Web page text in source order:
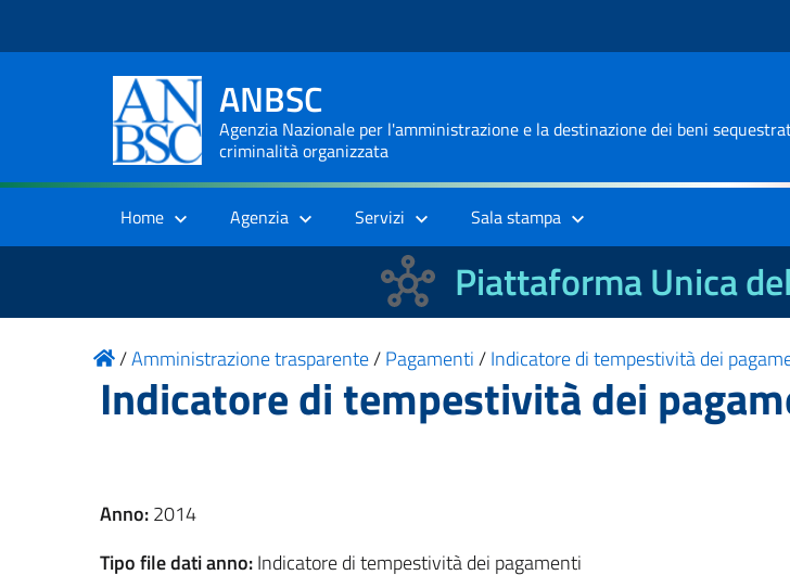
ANBSC
Agenzia Nazionale per l'amministrazione e la destinazione dei beni
criminalità organizzata
Home Agenzia Servizi Sala stampa
Piattaforma Unica
/Amministrazione trasparente/Pagamenti/Indicatore di tempestività dei
Indicatore di tempestività dei
Anno:2014
Tipo file dati anno:Indicatore di tempestività dei pagamenti